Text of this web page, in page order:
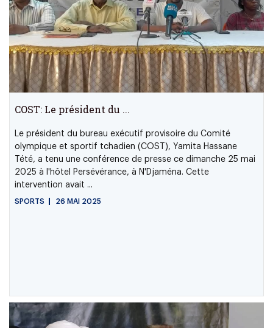
COST: Le président du ...
Le président du bureau exécutif provisoire du Comité
olympique et sportif tchadien (COST), Yamita Hassane
Tété, a tenu une conférence de presse ce dimanche 25 mai
2025 à l'hôtel Persévérance, à N'Djaména. Cette
intervention avait ...
SPORTS 26 MAI 2025